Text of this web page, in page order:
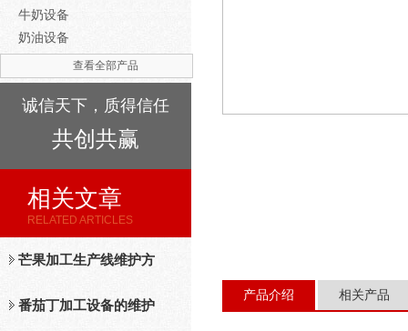
牛奶设备
奶油设备
查看全部产品
诚信天下，质得信任
共创共赢
相关文章
RELATED ARTICLES
芒果加工生产线维护方
法
番茄丁加工设备的维护
产品介绍 相关产品